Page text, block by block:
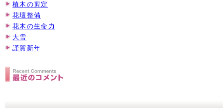
植木の剪定
花壇整備
花木の生命力
大雪
謹賀新年